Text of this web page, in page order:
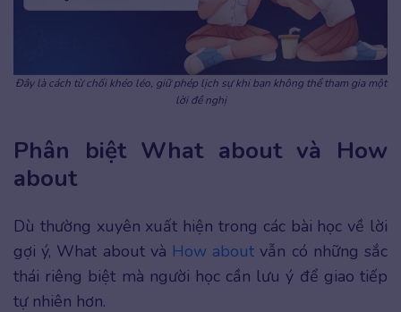
Đây là cách từ chối khéo léo, giữ phép lịch sự khi bạn không thể tham gia một
lời đề nghị
Phân biệt What about và How
about
Dù thường xuyên xuất hiện trong các bài học về lời
gợi ý, What about và How about vẫn có những sắc
thái riêng biệt mà người học cần lưu ý để giao tiếp
tự nhiên hơn.